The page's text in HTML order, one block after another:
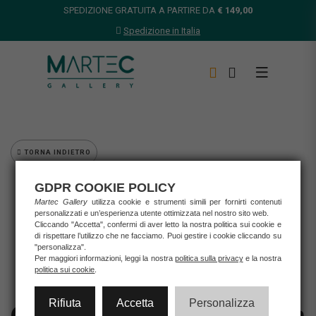
SPEDIZIONE GRATUITA A PARTIRE DA € 149,00
Spedizione in Italia
TORNA INDIETRO
Home
Opere d'arte
Grafica d'autore
O'klit
O'KLIT - CORTEGGIARSI UN PO'
GDPR COOKIE POLICY
Martec Gallery utilizza cookie e strumenti simili per fornirti contenuti
personalizzati e un’esperienza utente ottimizzata nel nostro sito web.
Cliccando "Accetta", confermi di aver letto la nostra politica sui cookie e
di rispettare l’utilizzo che ne facciamo. Puoi gestire i cookie cliccando su
"personalizza".
Per maggiori informazioni, leggi la nostra politica sulla privacye la nostra
politica sui cookie
Rifiuta Accetta Personalizza